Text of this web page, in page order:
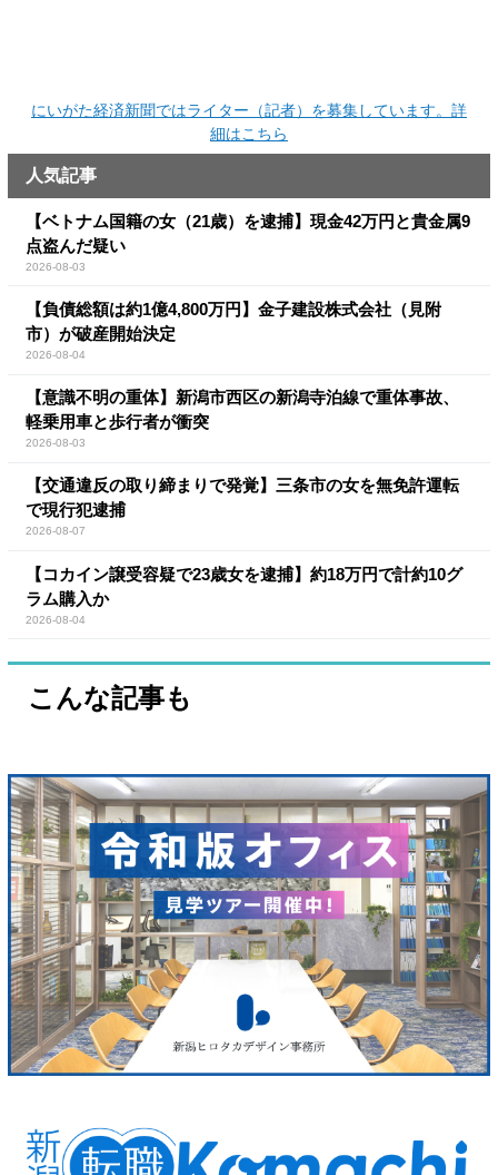
にいがた経済新聞ではライター（記者）を募集しています。詳
細はこちら
人気記事
【ベトナム国籍の女（21歳）を逮捕】現金42万円と貴金属9
点盗んだ疑い
2026-08-03
【負債総額は約1億4,800万円】金子建設株式会社（見附
市）が破産開始決定
2026-08-04
【意識不明の重体】新潟市西区の新潟寺泊線で重体事故、
軽乗用車と歩行者が衝突
2026-08-03
【交通違反の取り締まりで発覚】三条市の女を無免許運転
で現行犯逮捕
2026-08-07
【コカイン譲受容疑で23歳女を逮捕】約18万円で計約10グ
ラム購入か
2026-08-04
こんな記事も